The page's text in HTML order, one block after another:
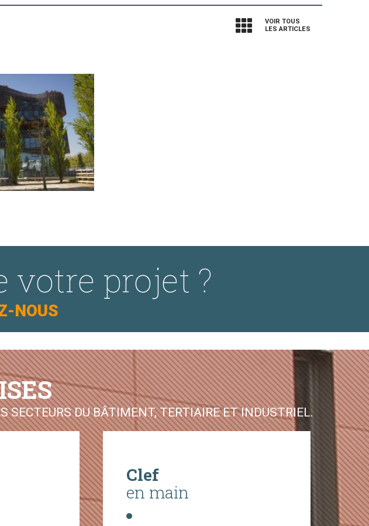
VOIR TOUS
LES ARTICLES
votre projet ?
NOUS
SECTEURS DU BÂTIMENT, TERTIAIRE ET INDUSTRIEL.
Clef
en main